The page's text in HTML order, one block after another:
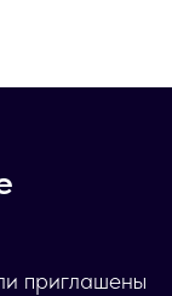
приглашены